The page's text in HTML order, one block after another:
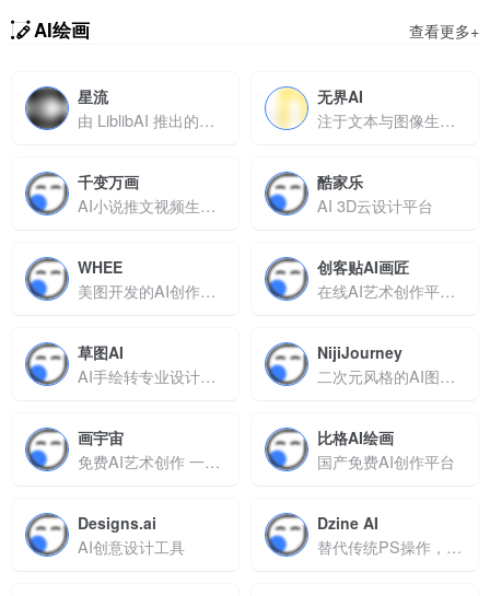
AI绘画 查看更多+
星流
由 LiblibAI 推出的全能型 AI 创作平台
无界AI
注于文本与图像生成绘画视频设计等领域
千变万画
AI小说推文视频生成工具，快速将文字转化为动态视觉内容
酷家乐
AI 3D云设计平台
WHEE
美图开发的AI创作工具，集成文生图、图生图、风格训练与修图功能
创客贴AI画匠
在线AI艺术创作平台支持图片生成漫画
草图AI
AI手绘转专业设计工具，3秒生成矢量图与3D模型
NijiJourney
二次元风格的AI图像生成工具
画宇宙
免费AI艺术创作 一次性生成多张图像
比格AI绘画
国产免费AI创作平台
Designs.ai
AI创意设计工具
Dzine AI
替代传统PS操作，提升设计效率